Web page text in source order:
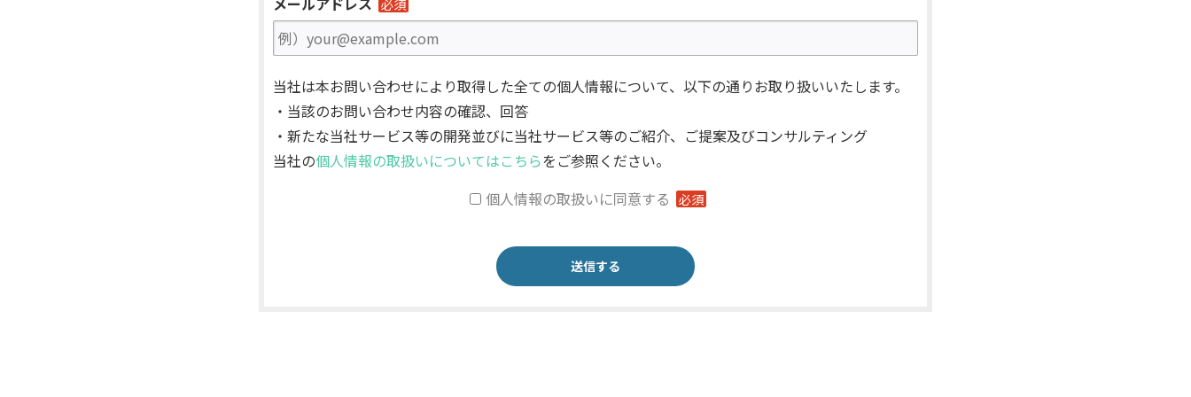
必須
当社は本お問い合わせにより取得した全ての個人情報について、以下の通りお取り扱いいたします。
・当該のお問い合わせ内容の確認、回答
・新たな当社サービス等の開発並びに当社サービス等のご紹介、ご提案及びコンサルティング
当社の個人情報の取扱いについてはこちらをご参照ください。
個人情報の取扱いに同意する 必須